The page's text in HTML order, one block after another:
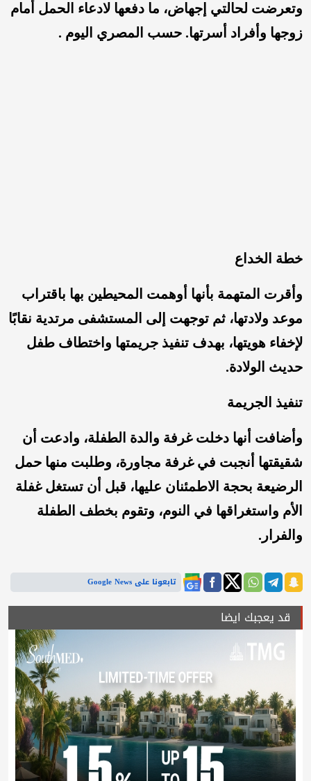
وتعرضت لحالتي إجهاض، ما دفعها لادعاء الحمل أمام
زوجها وأفراد أسرتها. حسب المصري اليوم .
خطة الخداع
وأقرت المتهمة بأنها أوهمت المحيطين بها باقتراب
موعد ولادتها، ثم توجهت إلى المستشفى مرتدية نقابًا
لإخفاء هويتها، بهدف تنفيذ جريمتها واختطاف طفل
حديث الولادة.
تنفيذ الجريمة
وأضافت أنها دخلت غرفة والدة الطفلة، وادعت أن
شقيقتها أنجبت في غرفة مجاورة، وطلبت منها حمل
الرضيعة بحجة الاطمئنان عليها، قبل أن تستغل غفلة
الأم واستغراقها في النوم، وتقوم بخطف الطفلة
والفرار.
تابعونا على Google News
قد يعجبك ايضا